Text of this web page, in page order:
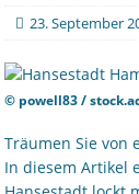
23. September
© powell83 /
Träumen Sie von
In diesem Artikel